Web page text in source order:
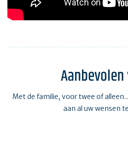
Met de familie, voor twee of
aan al uw wensen